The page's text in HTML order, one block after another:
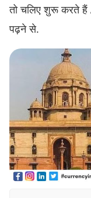
तो चलिए शुरू करते
पढ़ने से.